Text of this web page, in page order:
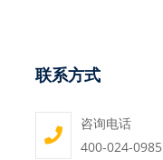
联系方式
咨询电话
400-024-0985